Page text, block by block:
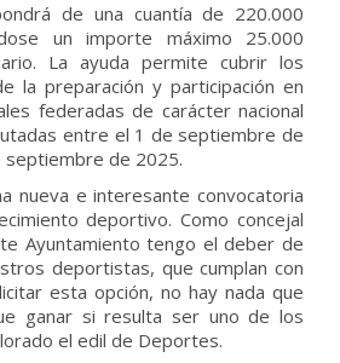
de una cuantía de 220.000
un importe máximo 25.000
La ayuda permite cubrir los
la preparación y participación en
federadas de carácter nacional
entre el 1 de septiembre de
septiembre de 2025.
nueva e interesante convocatoria
deportivo. Como concejal
Ayuntamiento tengo el deber de
deportistas, que cumplan con
esta opción, no hay nada que
ganar si resulta ser uno de los
el edil de Deportes.